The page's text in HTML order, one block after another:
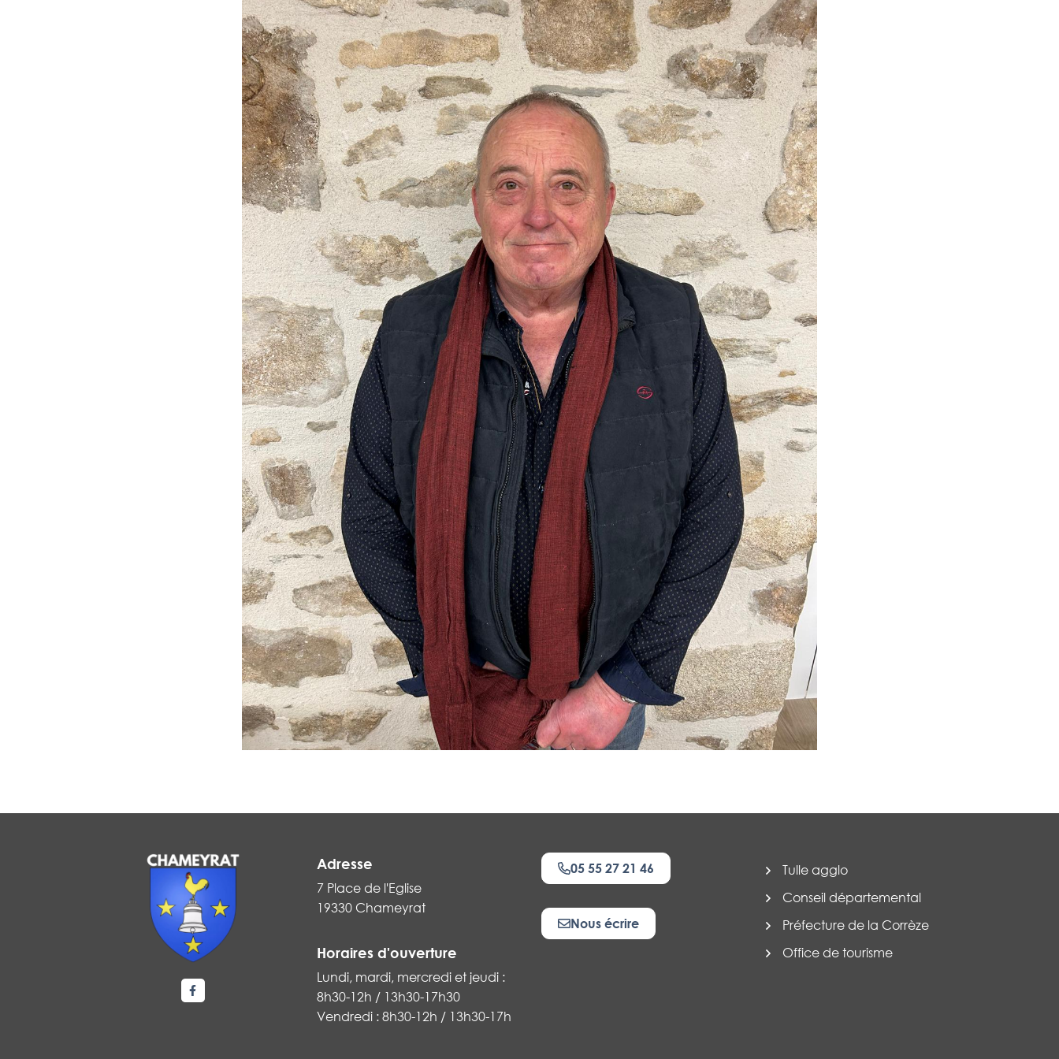
Lien vers le compte Facebook
Adresse
7 Place de l'Eglise
19330 Chameyrat
Horaires d'ouverture
Lundi, mardi, mercredi et jeudi :
8h30-12h / 13h30-17h30
Vendredi : 8h30-12h / 13h30-17h
05 55 27 21 46
Nous écrire
Tulle agglo
Conseil départemental
Préfecture de la Corrèze
Office de tourisme